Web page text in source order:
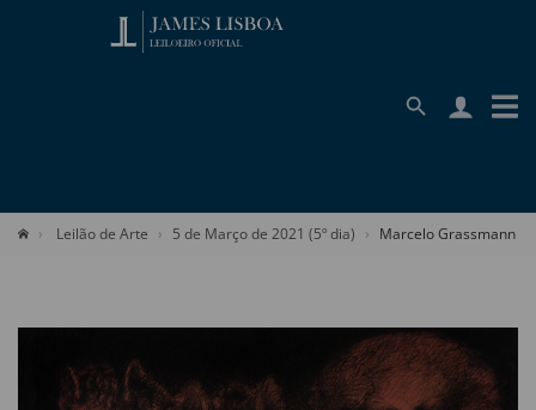
Leilão de Arte 5 de Março de 2021 (5º dia) Marcelo Grassmann